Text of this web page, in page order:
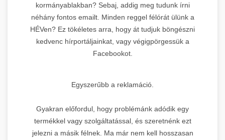
kormányablakban? Sebaj, addig meg tudunk írni
néhány fontos emailt. Minden reggel félórát ülünk a
HÉVen? Ez tökéletes arra, hogy át tudjuk böngészni
kedvenc hírportáljainkat, vagy végigpörgessük a
Facebookot.
Egyszerűbb a reklamáció.
Gyakran előfordul, hogy problémánk adódik egy
termékkel vagy szolgáltatással, és szeretnénk ezt
jelezni a másik félnek. Ma már nem kell hosszasan